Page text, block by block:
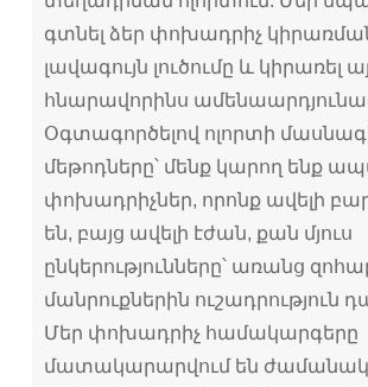
գտնել ձեր փոխադրիչ
լավագույն լուծումը և կիրառել
հնարավորինս
Օգտագործելով ոլորտի
մեթոդները՝ մենք կարող ենք
փոխադրիչներ, որոնք ավելի
են, բայց ավելի էժան, քան մյուս
ընկերությունները՝ առանց
մանրուքներին ուշադրություն
Մեր փոխադրիչ համակարգերը
մատակարարվում են